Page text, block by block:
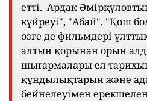
етті. Ардақ
күйреуі", "Абай", "Қош
өзге де фильмдері
алтын қорынан орын
шығармалары ел
құндылықтарын және
бейнелеуімен